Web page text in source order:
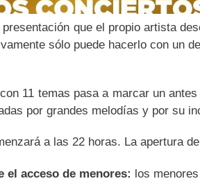
que el propio artista
sólo puede hacerlo con un
11 temas pasa a marcar un
por grandes melodías y por su
a las 22 horas. La apertura
el acceso de menores: los